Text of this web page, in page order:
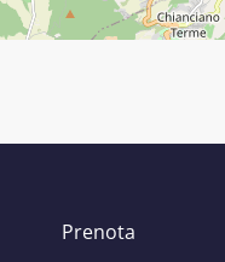
Prenota